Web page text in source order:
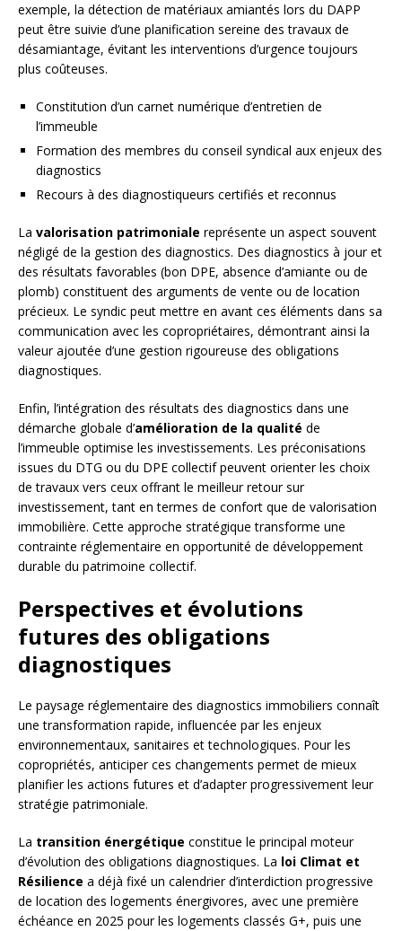
exemple, la détection de matériaux amiantés lors du DAPP
peut être suivie d’une planification sereine des travaux de
désamiantage, évitant les interventions d’urgence toujours
plus coûteuses.
Constitution d’un carnet numérique d’entretien de
l’immeuble
Formation des membres du conseil syndical aux enjeux des
diagnostics
Recours à des diagnostiqueurs certifiés et reconnus
La valorisation patrimoniale représente un aspect souvent
négligé de la gestion des diagnostics. Des diagnostics à jour et
des résultats favorables (bon DPE, absence d’amiante ou de
plomb) constituent des arguments de vente ou de location
précieux. Le syndic peut mettre en avant ces éléments dans sa
communication avec les copropriétaires, démontrant ainsi la
valeur ajoutée d’une gestion rigoureuse des obligations
diagnostiques.
Enfin, l’intégration des résultats des diagnostics dans une
démarche globale d’amélioration de la qualité de
l’immeuble optimise les investissements. Les préconisations
issues du DTG ou du DPE collectif peuvent orienter les choix
de travaux vers ceux offrant le meilleur retour sur
investissement, tant en termes de confort que de valorisation
immobilière. Cette approche stratégique transforme une
contrainte réglementaire en opportunité de développement
durable du patrimoine collectif.
Perspectives et évolutions
futures des obligations
diagnostiques
Le paysage réglementaire des diagnostics immobiliers connaît
une transformation rapide, influencée par les enjeux
environnementaux, sanitaires et technologiques. Pour les
copropriétés, anticiper ces changements permet de mieux
planifier les actions futures et d’adapter progressivement leur
stratégie patrimoniale.
La transition énergétique constitue le principal moteur
d’évolution des obligations diagnostiques. La loi Climat et
Résilience a déjà fixé un calendrier d’interdiction progressive
de location des logements énergivores, avec une première
échéance en 2025 pour les logements classés G+, puis une